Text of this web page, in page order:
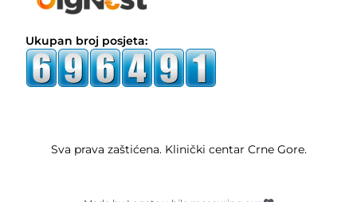
Ukupan broj posjeta:
Sva prava zaštićena. Klinički centar Crne Gore.